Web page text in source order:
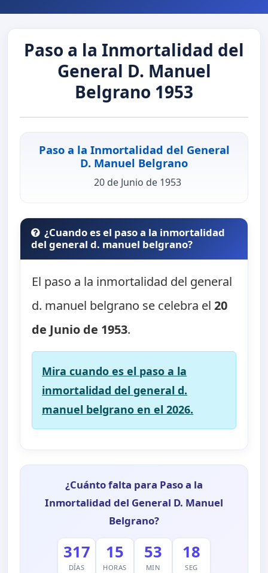
Paso a la Inmortalidad del
General D. Manuel
Belgrano 1953
Paso a la Inmortalidad del General
D. Manuel Belgrano
20 de Junio de 1953
¿Cuando es el paso a la inmortalidad
del general d. manuel belgrano?
El paso a la inmortalidad del general
d. manuel belgrano se celebra el20
de Junio de 1953.
Mira cuando es el paso a la
inmortalidad del general d.
manuel belgrano en el 2026.
¿Cuánto falta para Paso a la
Inmortalidad del General D. Manuel
Belgrano?
317
DÍAS
15
HORAS
53
MIN
17
SEG